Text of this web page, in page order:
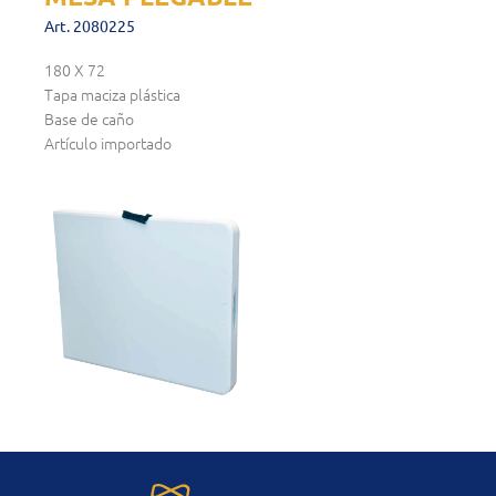
Art. 2080225
180 X 72
Tapa maciza plástica
Base de caño
Artículo importado